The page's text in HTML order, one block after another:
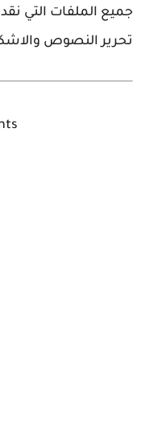
جميع الملفات التي
تحرير النصوص